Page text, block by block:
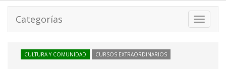
Toggle
Categorías
CULTURA Y COMUNIDAD CURSOS EXTRAORDINARIOS